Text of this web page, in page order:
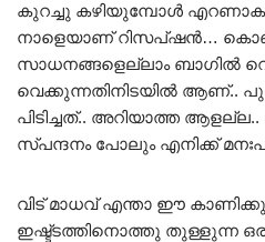
കുറച്ചു കഴിയുമ്പോൾ
നാളെയാണ് റിസപ്ഷൻ…
സാധനങ്ങളെല്ലാം ബാഗിൽ
വെക്കുന്നതിനിടയിൽ ആണ്..
പിടിച്ചത്.. അറിയാത്ത
സ്പന്ദനം പോലും എനിക്ക്
വിട് മാധവ് എന്താ ഈ
ഇഷ്ട്ടത്തിനൊത്തു തുള്ളുന്ന